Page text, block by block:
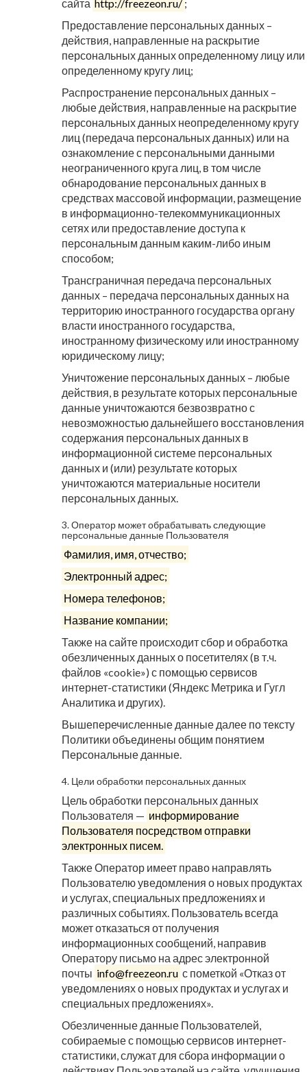
сайта http://freezeon.ru/ ;
Предоставление персональных данных –
действия, направленные на раскрытие
персональных данных определенному лицу или
определенному кругу лиц;
Распространение персональных данных –
любые действия, направленные на раскрытие
персональных данных неопределенному кругу
лиц (передача персональных данных) или на
ознакомление с персональными данными
неограниченного круга лиц, в том числе
обнародование персональных данных в
средствах массовой информации, размещение
в информационно-телекоммуникационных
сетях или предоставление доступа к
персональным данным каким-либо иным
способом;
Трансграничная передача персональных
данных – передача персональных данных на
территорию иностранного государства органу
власти иностранного государства,
иностранному физическому или иностранному
юридическому лицу;
Уничтожение персональных данных – любые
действия, в результате которых персональные
данные уничтожаются безвозвратно с
невозможностью дальнейшего восстановления
содержания персональных данных в
информационной системе персональных
данных и (или) результате которых
уничтожаются материальные носители
персональных данных.
3. Оператор может обрабатывать следующие
персональные данные Пользователя
Фамилия, имя, отчество;
Электронный адрес;
Номера телефонов;
Название компании;
Также на сайте происходит сбор и обработка
обезличенных данных о посетителях (в т.ч.
файлов «cookie») с помощью сервисов
интернет-статистики (Яндекс Метрика и Гугл
Аналитика и других).
Вышеперечисленные данные далее по тексту
Политики объединены общим понятием
Персональные данные.
4. Цели обработки персональных данных
Цель обработки персональных данных
Пользователя — информирование
Пользователя посредством отправки
электронных писем.
Также Оператор имеет право направлять
Пользователю уведомления о новых продуктах
и услугах, специальных предложениях и
различных событиях. Пользователь всегда
может отказаться от получения
информационных сообщений, направив
Оператору письмо на адрес электронной
почты info@freezeon.ru с пометкой «Отказ от
уведомлениях о новых продуктах и услугах и
специальных предложениях».
Обезличенные данные Пользователей,
собираемые с помощью сервисов интернет-
статистики, служат для сбора информации о